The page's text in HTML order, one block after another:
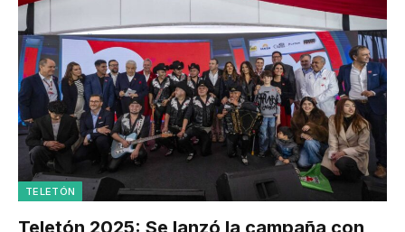
TELETÓN
Teletón 2025: Se lanzó la campaña con